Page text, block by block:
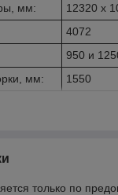
мм:
12320 х
4072
950 и
мм:
1550
только по